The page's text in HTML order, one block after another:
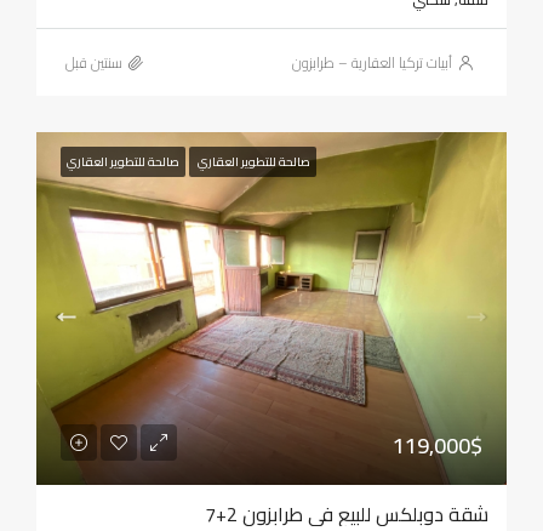
أبيات تركيا العقارية – طرابزون ‏سنتين قبل
صالحة للتطوير العقاري صالحة للتطوير العقاري
119,000$
شقة دوبلكس للبيع في طرابزون 2+7